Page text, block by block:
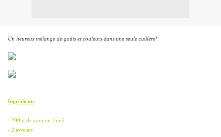
Un heureux mélange de goûts et couleurs dans une seule cuillère!
Ingrédients
- 200 g de saumon fumé
- 2 avocats